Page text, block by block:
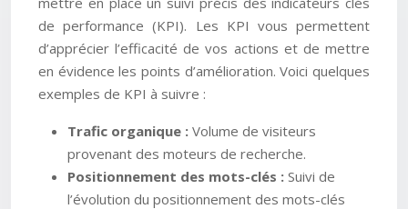
de performance (KPI). Les KPI vous permettent
d’apprécier l’efficacité de vos actions et de mettre
en évidence les points d’amélioration. Voici quelques
exemples de KPI à suivre :
Trafic organique : Volume de visiteurs
provenant des moteurs de recherche.
Positionnement des mots-clés : Suivi de
l’évolution du positionnement des mots-clés